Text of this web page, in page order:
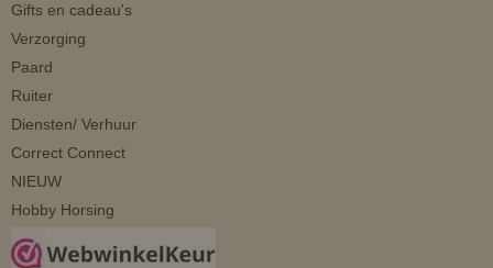
Gifts en cadeau's
Verzorging
Paard
Ruiter
Diensten/ Verhuur
Correct Connect
NIEUW
Hobby Horsing